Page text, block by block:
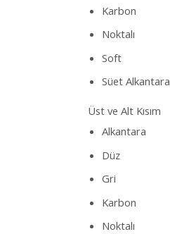
Karbon
Noktalı
Soft
Süet Alkantara
Üst ve Alt Kısım
Alkantara
Düz
Gri
Karbon
Noktalı